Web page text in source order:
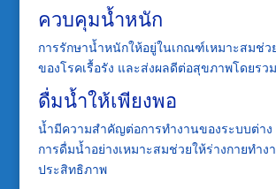
ควบคุมน้ำหนัก
การรักษาน้ำหนักให้อยู่ในเกณฑ์เหมาะสมช่ว
ของโรคเรื้อรัง และส่งผลดีต่อสุขภาพโดยรวม
ดื่มน้ำให้เพียงพอ
น้ำมีความสำคัญต่อการทำงานของระบบต่าง
การดื่มน้ำอย่างเหมาะสมช่วยให้ร่างกายทำง
ประสิทธิภาพ